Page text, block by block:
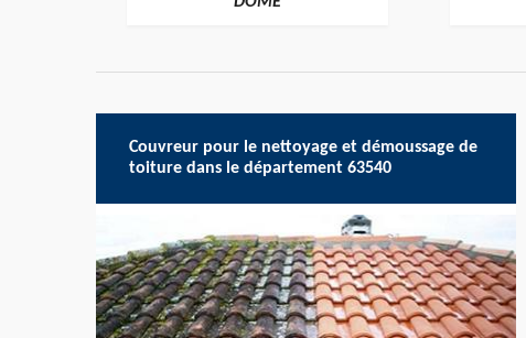
Couvreur pour le nettoyage et démoussage de
toiture dans le département 63540